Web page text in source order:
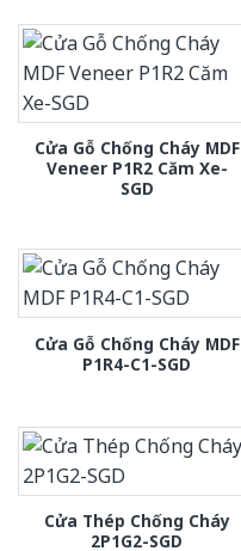
Cửa Gỗ Chống Cháy MDF
Veneer P1R2 Căm Xe-
SGD
Cửa Gỗ Chống Cháy MDF
P1R4-C1-SGD
Cửa Thép Chống Cháy
2P1G2-SGD